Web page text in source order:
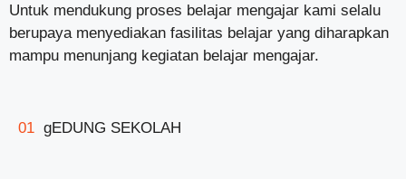
Untuk mendukung proses belajar mengajar kami selalu
berupaya menyediakan fasilitas belajar yang diharapkan
mampu menunjang kegiatan belajar mengajar.
01 gEDUNG SEKOLAH